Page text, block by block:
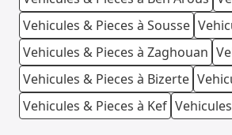
Vehicules & Pieces à Sousse
Vehicules & Pieces à Zaghouan
Vehicules & Pieces à Bizerte
Vehicules & Pieces à Kef